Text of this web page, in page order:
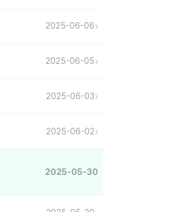
2025-06-06›
2025-06-05›
2025-06-03›
2025-06-02›
2025-05-30